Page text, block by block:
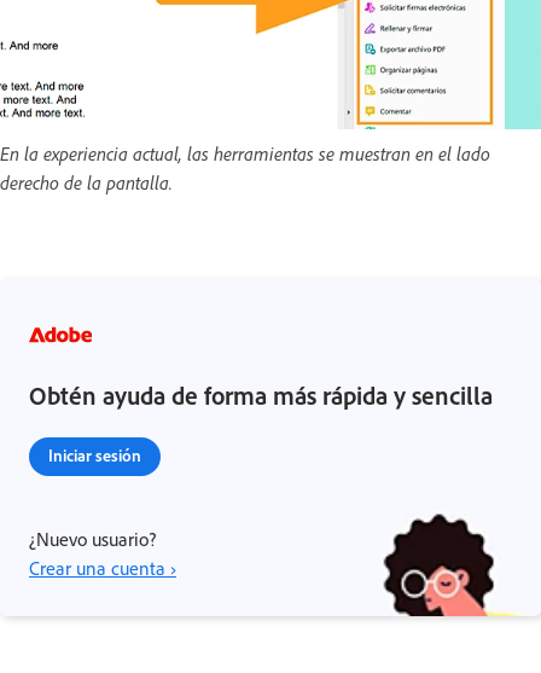
En la experiencia actual, las herramientas se muestran en el lado
derecho de la pantalla.
Obtén ayuda de forma más rápida y sencilla
Iniciar sesión
¿Nuevo usuario?
Crear una cuenta ›